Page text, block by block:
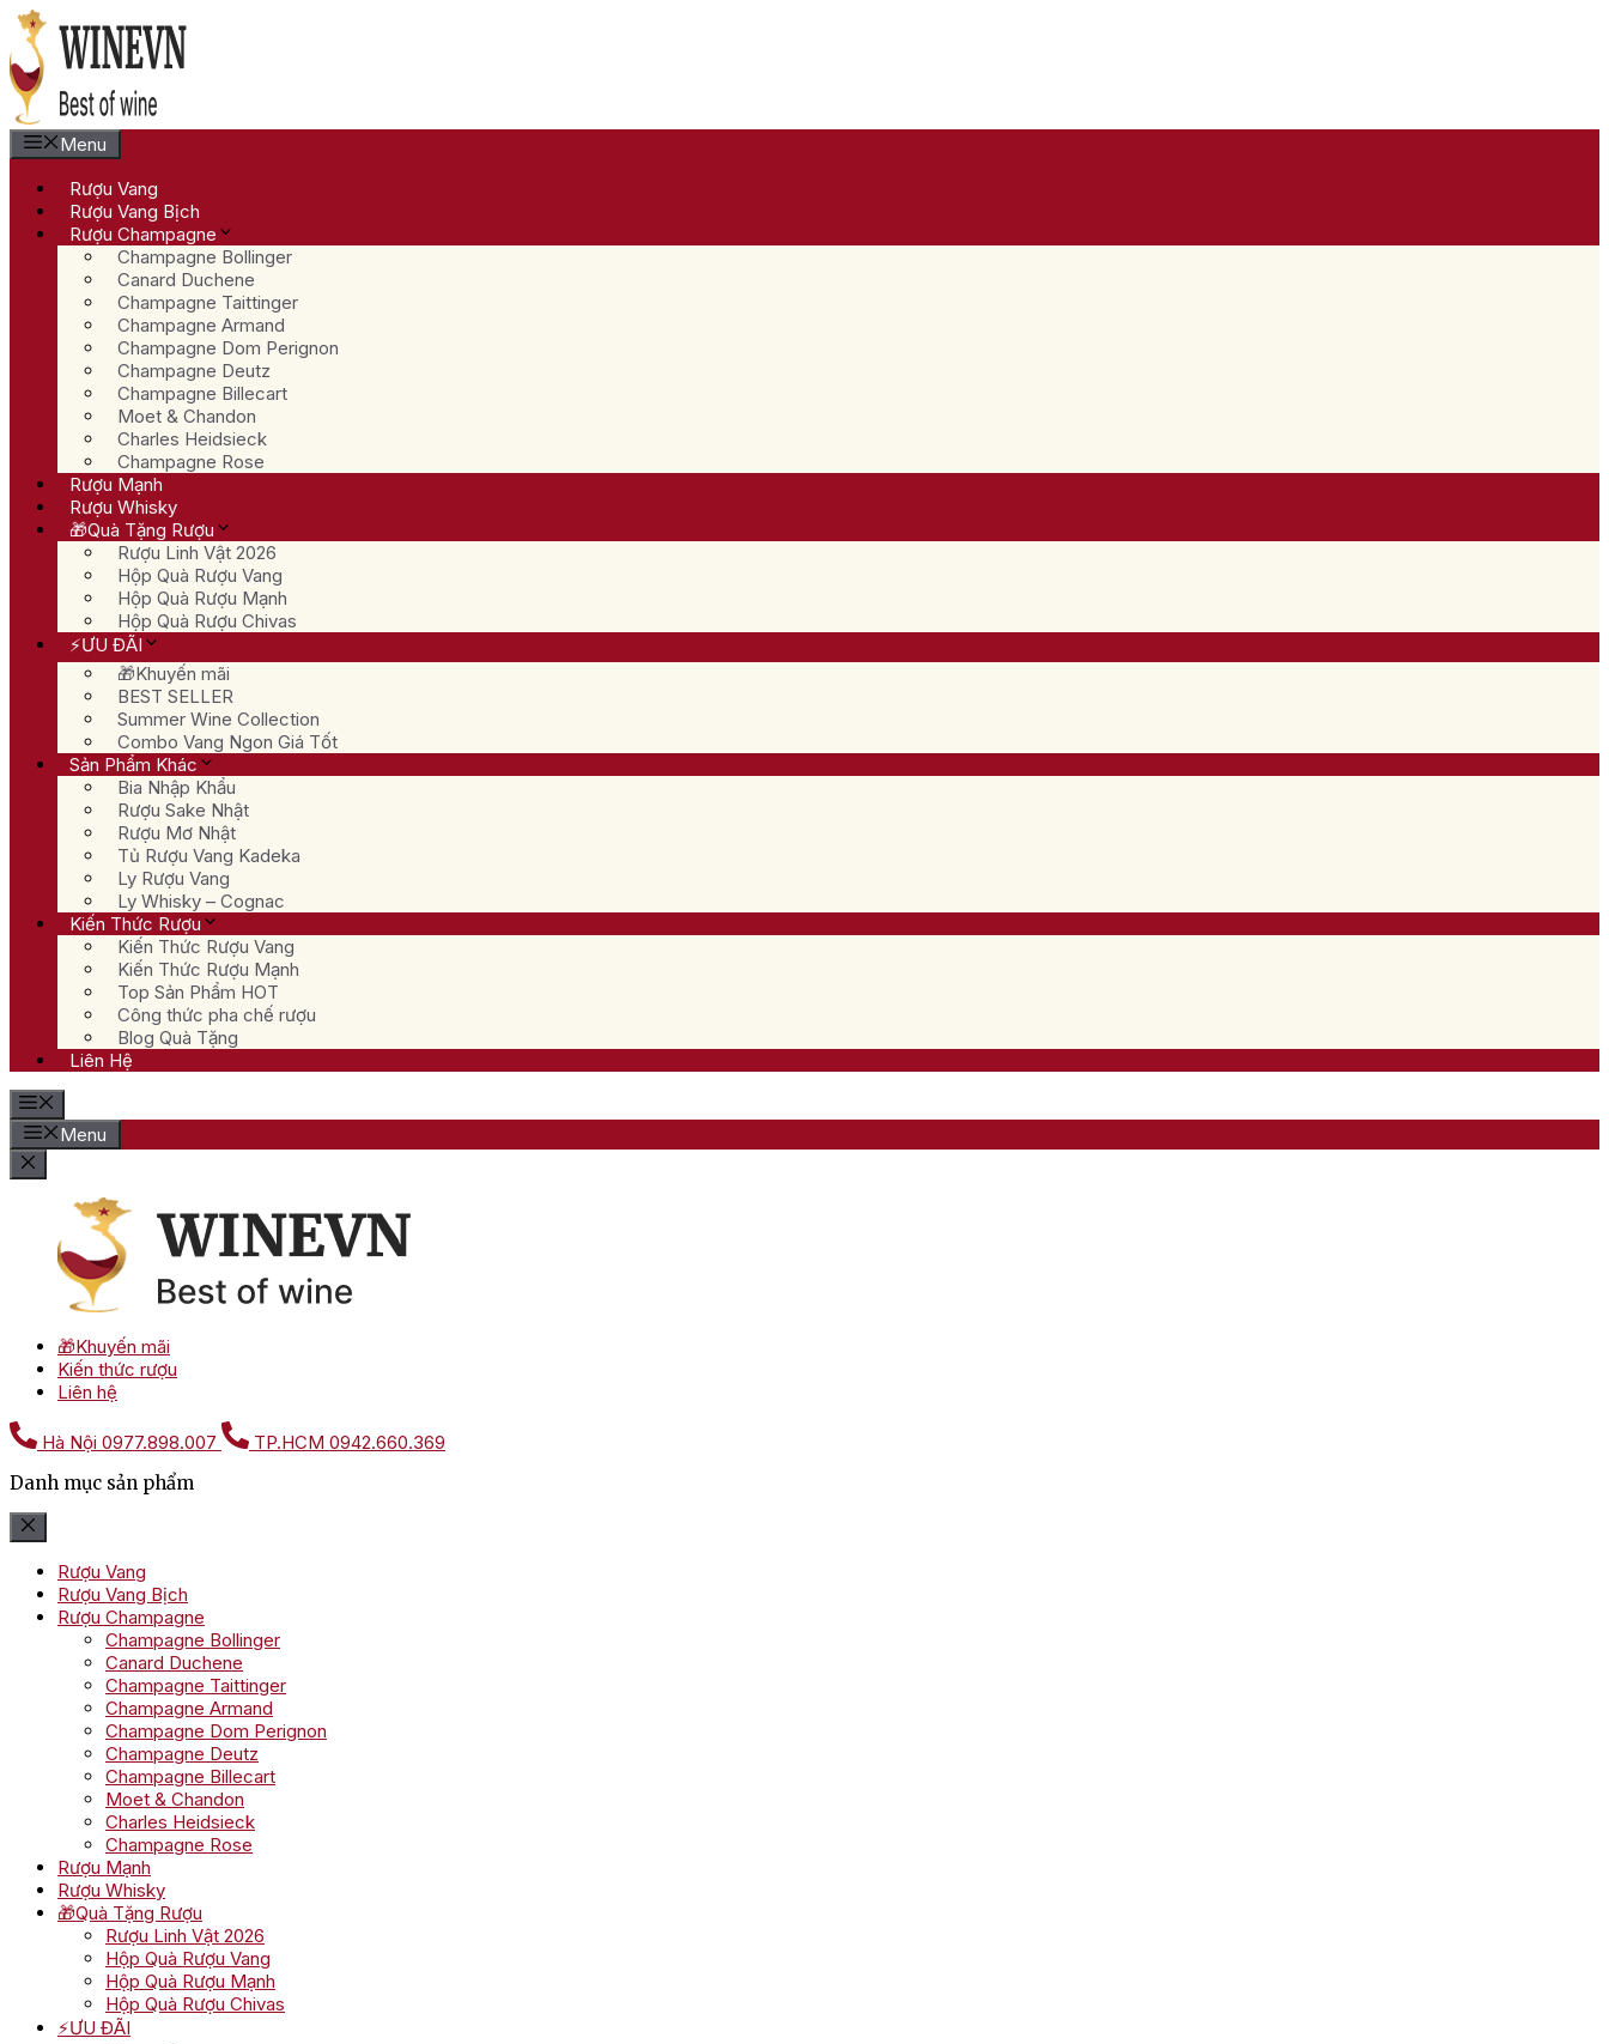
Chuyển
đến
nội
dung
Menu
Rượu Vang
Rượu Vang Bịch
Rượu Champagne
Champagne Bollinger
Canard Duchene
Champagne Taittinger
Champagne Armand
Champagne Dom Perignon
Champagne Deutz
Champagne Billecart
Moet & Chandon
Charles Heidsieck
Champagne Rose
Rượu Mạnh
Rượu Whisky
🎁Quà Tặng Rượu
Rượu Linh Vật 2026
Hộp Quà Rượu Vang
Hộp Quà Rượu Mạnh
Hộp Quà Rượu Chivas
⚡ƯU ĐÃI
🎁Khuyến mãi
BEST SELLER
Summer Wine Collection
Combo Vang Ngon Giá Tốt
Sản Phẩm Khác
Bia Nhập Khẩu
Rượu Sake Nhật
Rượu Mơ Nhật
Tủ Rượu Vang Kadeka
Ly Rượu Vang
Ly Whisky – Cognac
Kiến Thức Rượu
Kiến Thức Rượu Vang
Kiến Thức Rượu Mạnh
Top Sản Phẩm HOT
Công thức pha chế rượu
Blog Quà Tặng
Liên Hệ
Menu
🎁Khuyến mãi
Kiến thức rượu
Liên hệ
Hà Nội 0977.898.007 TP.HCM 0942.660.369
Danh mục sản phẩm
Rượu Vang
Rượu Vang Bịch
Rượu Champagne
Champagne Bollinger
Canard Duchene
Champagne Taittinger
Champagne Armand
Champagne Dom Perignon
Champagne Deutz
Champagne Billecart
Moet & Chandon
Charles Heidsieck
Champagne Rose
Rượu Mạnh
Rượu Whisky
🎁Quà Tặng Rượu
Rượu Linh Vật 2026
Hộp Quà Rượu Vang
Hộp Quà Rượu Mạnh
Hộp Quà Rượu Chivas
⚡ƯU ĐÃI